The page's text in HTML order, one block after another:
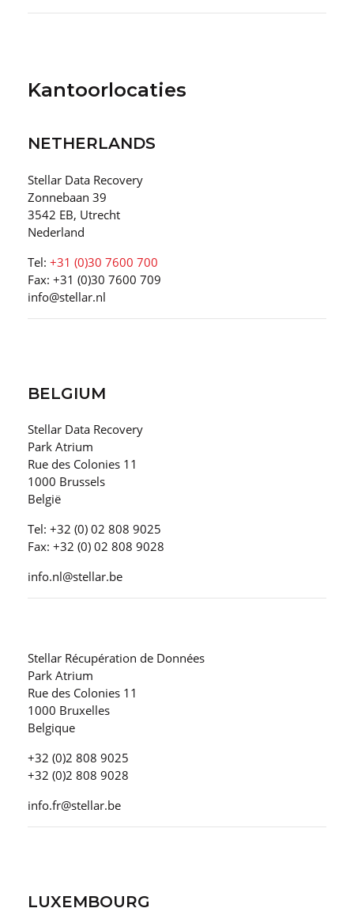
Kantoorlocaties
NETHERLANDS
Stellar Data Recovery
Zonnebaan 39
3542 EB, Utrecht
Nederland
Tel:+31 (0)30 7600 700
Fax: +31 (0)30 7600 709
info@stellar.nl
BELGIUM
Stellar Data Recovery
Park Atrium
Rue des Colonies 11
1000 Brussels
België
Tel: +32 (0) 02 808 9025
Fax: +32 (0) 02 808 9028
info.nl@stellar.be
Stellar Récupération de Données
Park Atrium
Rue des Colonies 11
1000 Bruxelles
Belgique
+32 (0)2 808 9025
+32 (0)2 808 9028
info.fr@stellar.be
LUXEMBOURG